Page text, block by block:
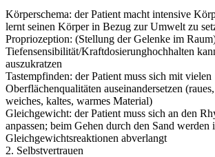
Körperschema: der Patient macht intensive
lernt seinen Körper in Bezug zur Umwelt zu
Propriozeption: (Stellung der Gelenke im
Tiefensensibilität/Kraftdosierunghochhalten
auszukratzen
Tastempfinden: der Patient muss sich mit vielen
Oberflächenqualitäten auseinandersetzen
weiches, kaltes, warmes Material)
Gleichgewicht: der Patient muss sich an den
anpassen; beim Gehen durch den Sand werden
Gleichgewichtsreaktionen abverlangt
2. Selbstvertrauen